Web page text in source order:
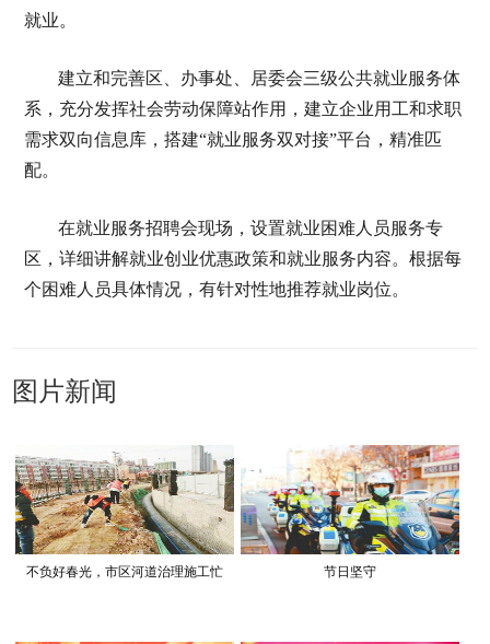
就业。
建立和完善区、办事处、居委会三级公共就业服务体
系，充分发挥社会劳动保障站作用，建立企业用工和求职
需求双向信息库，搭建“就业服务双对接”平台，精准匹
配。
在就业服务招聘会现场，设置就业困难人员服务专
区，详细讲解就业创业优惠政策和就业服务内容。根据每
个困难人员具体情况，有针对性地推荐就业岗位。
图片新闻
不负好春光，市区河道治理施工忙 节日坚守